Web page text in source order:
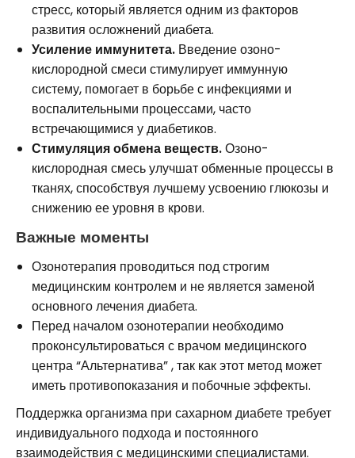
стресс, который является одним из факторов
развития осложнений диабета.
Усиление иммунитета. Введение озоно-
кислородной смеси стимулирует иммунную
систему, помогает в борьбе с инфекциями и
воспалительными процессами, часто
встречающимися у диабетиков.
Стимуляция обмена веществ.Озоно-
кислородная смесь улучшат обменные процессы в
тканях, способствуя лучшему усвоению глюкозы и
снижению ее уровня в крови.
Важные моменты
Озонотерапия проводиться под строгим
медицинским контролем и не является заменой
основного лечения диабета.
Перед началом озонотерапии необходимо
проконсультироваться с врачом медицинского
центра “Альтернатива” , так как этот метод может
иметь противопоказания и побочные эффекты.
Поддержка организма при сахарном диабете требует
индивидуального подхода и постоянного
взаимодействия с медицинскими специалистами.